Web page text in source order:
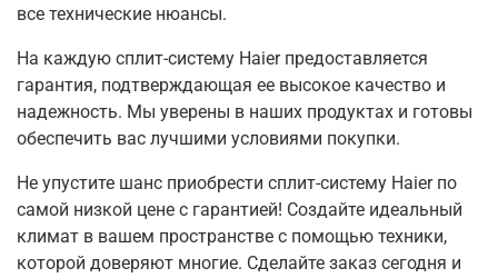
все технические нюансы.
На каждую сплит-систему Haier предоставляется
гарантия, подтверждающая ее высокое качество и
надежность. Мы уверены в наших продуктах и готовы
обеспечить вас лучшими условиями покупки.
Не упустите шанс приобрести сплит-систему Haier по
самой низкой цене с гарантией! Создайте идеальный
климат в вашем пространстве с помощью техники,
которой доверяют многие. Сделайте заказ сегодня и